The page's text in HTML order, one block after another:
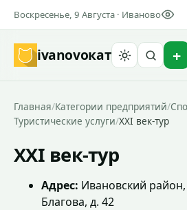
Воскресенье, 9 Августа · Иваново
ivanovoкат
Главная/Категории предприятий/
Туристические услуги/XXI век-тур
XXI век-тур
Адрес: Ивановский
Благова, д. 42